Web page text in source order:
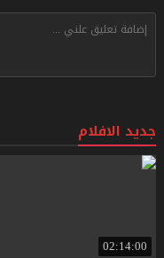
جديد الافلام
02:14:00